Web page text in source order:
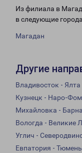
Из филиала в
в следующие
Магадан
Другие
Владивосток - Ялта
Кузнецк - Наро-
Михайловка -
Вологда - Великие
Углич -
Евпатория - Тюмень